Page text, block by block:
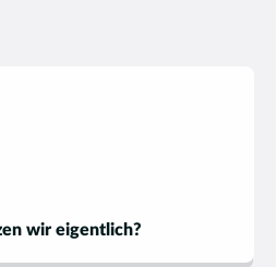
wir eigentlich?